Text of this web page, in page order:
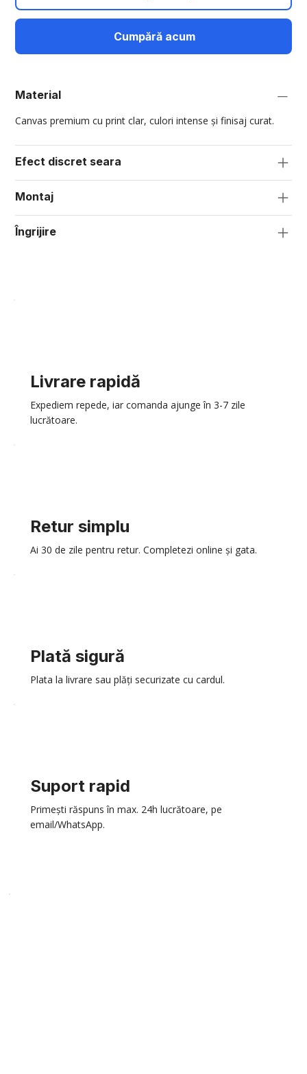
Cumpără acum
Material
Canvas premium cu print clar, culori intense și finisaj curat.
Efect discret seara
Montaj
Îngrijire
Livrare rapidă
Expediem repede, iar comanda ajunge în 3-7 zile
lucrătoare.
Retur simplu
Ai 30 de zile pentru retur. Completezi online și gata.
Plată sigură
Plata la livrare sau plăți securizate cu cardul.
Suport rapid
Primești răspuns în max. 24h lucrătoare, pe
email/WhatsApp.